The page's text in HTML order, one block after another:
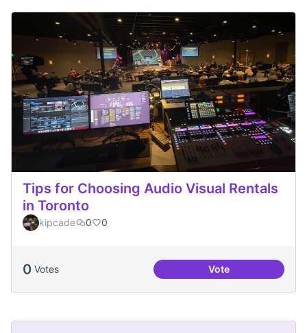
Tips for Choosing Audio Visual Rentals
in Toronto
kipcade 0 0
0 Votes VoteTips for Choosing